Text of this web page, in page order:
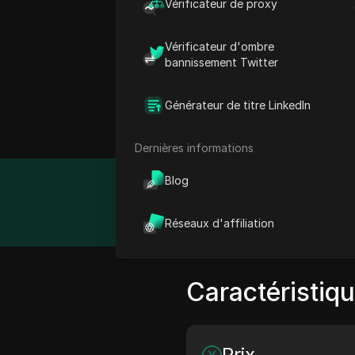
Vérificateur de proxy
Vérificateur d'ombre
bannissement Twitter
Générateur de titre LinkedIn
Dernières informations
Blog
Réseaux d'affiliation
Cyber Gateway
la performance en ligne.
tournants et des proxys
infrastructure robuste